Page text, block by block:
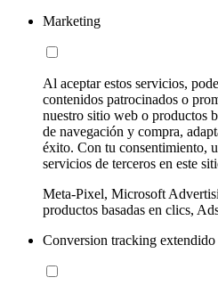
Marketing
Al aceptar estos servicios,
contenidos patrocinados o
nuestro sitio web o productos
de navegación y compra,
éxito. Con tu consentimiento,
servicios de terceros en este
Meta-Pixel, Microsoft
productos basadas en clics,
Conversion tracking extendido